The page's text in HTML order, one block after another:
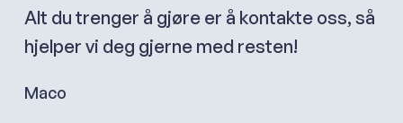
Alt du trenger å gjøre er å kontakte oss, så
hjelper vi deg gjerne med resten!
Maco